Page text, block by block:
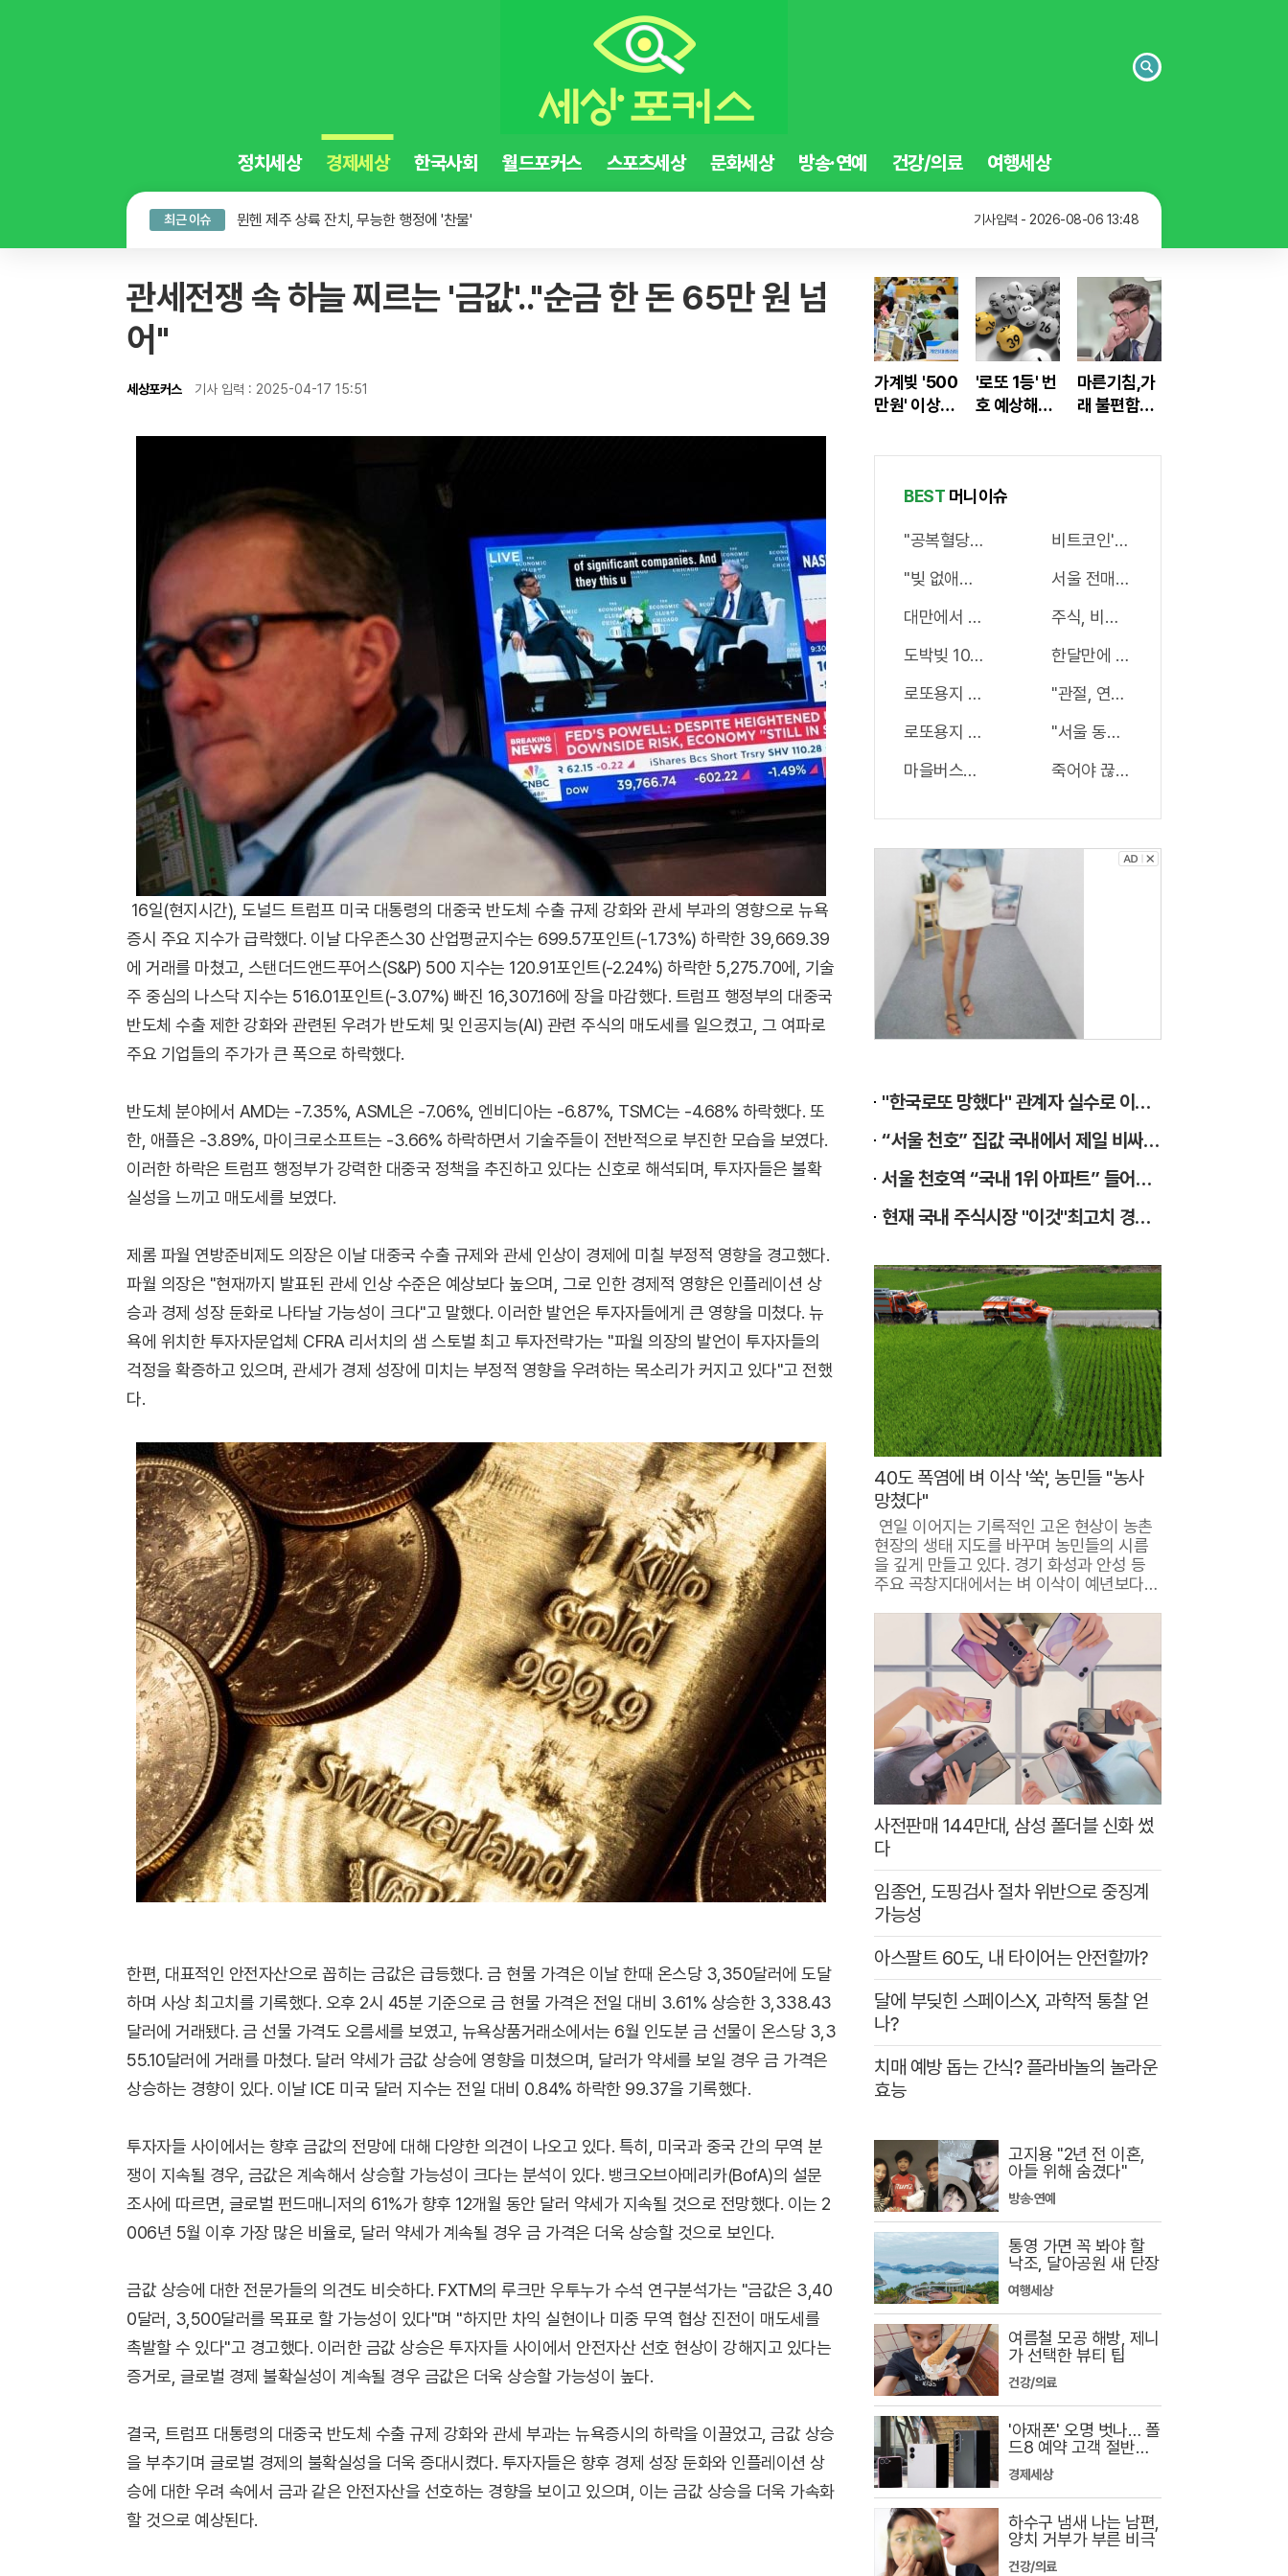
검
정치세상 경제세상 한국사회 월드포커스 스포츠세상 문화세상 방송·연예 건강/의료 여행세상
최근 이슈 뮌헨 제주 상륙 잔치, 무능한 행정에 '찬물' 기사입력 - 2026-08-06 13:48
뮌헨 제주 상륙 잔치, 무능한 행정에 '찬물' 기사입력 - 2026-08-06 13:48
관세전쟁 속 하늘 찌르는 '금값'.."순금 한 돈 65만 원 넘
어"
세상포커스 기사 입력 : 2025-04-17 15:51
16일(현지시간), 도널드 트럼프 미국 대통령의 대중국 반도체 수출 규제 강화와 관세 부과의 영향으로 뉴욕
증시 주요 지수가 급락했다. 이날 다우존스30 산업평균지수는 699.57포인트(-1.73%) 하락한 39,669.39
에 거래를 마쳤고, 스탠더드앤드푸어스(S&P) 500 지수는 120.91포인트(-2.24%) 하락한 5,275.70에, 기술
주 중심의 나스닥 지수는 516.01포인트(-3.07%) 빠진 16,307.16에 장을 마감했다. 트럼프 행정부의 대중국
반도체 수출 제한 강화와 관련된 우려가 반도체 및 인공지능(AI) 관련 주식의 매도세를 일으켰고, 그 여파로
주요 기업들의 주가가 큰 폭으로 하락했다.
반도체 분야에서 AMD는 -7.35%, ASML은 -7.06%, 엔비디아는 -6.87%, TSMC는 -4.68% 하락했다. 또
한, 애플은 -3.89%, 마이크로소프트는 -3.66% 하락하면서 기술주들이 전반적으로 부진한 모습을 보였다.
이러한 하락은 트럼프 행정부가 강력한 대중국 정책을 추진하고 있다는 신호로 해석되며, 투자자들은 불확
실성을 느끼고 매도세를 보였다.
제롬 파월 연방준비제도 의장은 이날 대중국 수출 규제와 관세 인상이 경제에 미칠 부정적 영향을 경고했다.
파월 의장은 "현재까지 발표된 관세 인상 수준은 예상보다 높으며, 그로 인한 경제적 영향은 인플레이션 상
승과 경제 성장 둔화로 나타날 가능성이 크다"고 말했다. 이러한 발언은 투자자들에게 큰 영향을 미쳤다. 뉴
욕에 위치한 투자자문업체 CFRA 리서치의 샘 스토벌 최고 투자전략가는 "파월 의장의 발언이 투자자들의
걱정을 확증하고 있으며, 관세가 경제 성장에 미치는 부정적 영향을 우려하는 목소리가 커지고 있다"고 전했
다.
한편, 대표적인 안전자산으로 꼽히는 금값은 급등했다. 금 현물 가격은 이날 한때 온스당 3,350달러에 도달
하며 사상 최고치를 기록했다. 오후 2시 45분 기준으로 금 현물 가격은 전일 대비 3.61% 상승한 3,338.43
달러에 거래됐다. 금 선물 가격도 오름세를 보였고, 뉴욕상품거래소에서는 6월 인도분 금 선물이 온스당 3,3
55.10달러에 거래를 마쳤다. 달러 약세가 금값 상승에 영향을 미쳤으며, 달러가 약세를 보일 경우 금 가격은
상승하는 경향이 있다. 이날 ICE 미국 달러 지수는 전일 대비 0.84% 하락한 99.37을 기록했다.
투자자들 사이에서는 향후 금값의 전망에 대해 다양한 의견이 나오고 있다. 특히, 미국과 중국 간의 무역 분
쟁이 지속될 경우, 금값은 계속해서 상승할 가능성이 크다는 분석이 있다. 뱅크오브아메리카(BofA)의 설문
조사에 따르면, 글로벌 펀드매니저의 61%가 향후 12개월 동안 달러 약세가 지속될 것으로 전망했다. 이는 2
006년 5월 이후 가장 많은 비율로, 달러 약세가 계속될 경우 금 가격은 더욱 상승할 것으로 보인다.
금값 상승에 대한 전문가들의 의견도 비슷하다. FXTM의 루크만 우투누가 수석 연구분석가는 "금값은 3,40
0달러, 3,500달러를 목표로 할 가능성이 있다"며 "하지만 차익 실현이나 미중 무역 협상 진전이 매도세를
촉발할 수 있다"고 경고했다. 이러한 금값 상승은 투자자들 사이에서 안전자산 선호 현상이 강해지고 있다는
증거로, 글로벌 경제 불확실성이 계속될 경우 금값은 더욱 상승할 가능성이 높다.
결국, 트럼프 대통령의 대중국 반도체 수출 규제 강화와 관세 부과는 뉴욕증시의 하락을 이끌었고, 금값 상승
을 부추기며 글로벌 경제의 불확실성을 더욱 증대시켰다. 투자자들은 향후 경제 성장 둔화와 인플레이션 상
승에 대한 우려 속에서 금과 같은 안전자산을 선호하는 경향을 보이고 있으며, 이는 금값 상승을 더욱 가속화
할 것으로 예상된다.
가계빚 '500
만원' 이상은
청해라!
'로또 1등' 번
호 예상해주
기 화제!
마른기침,가
래 불편함
상쾌해져!
BEST 머니이슈
"공복혈당" 300넘는 심각 당뇨환자 '이것' 먹자마자..바로
"빚 없애라" 신용등급 상관없이 정부서 1억지원!
대만에서 개발한 "정력캔디" 지속시간 3일!! 충격!!
도박빚 10억 여배우K양 '이것'후 돈벼락 맞아..
로또용지 뒷면 확인하니 1등당첨 비밀열쇠 발견돼
로또용지 찢지마세요. 97%이상이 모르는 비밀! "뒷면 비
마을버스에 37억 두고 내린 노인 정체 알고보니..!
비트코인'지고"이것"뜬다, '29억'벌
서울 전매제한 없는 부동산 나왔다!
주식, 비트코인 다 팔아라 "이것" 하
한달만에 "37억" 터졌다?! 매수율 1
"관절, 연골" 통증 연골 99%재생,
"서울 동작구" 집값 상승률 1위…이
죽어야 끊는 '담배'..7일만에 "금연
이
인
스
투
버
튼
테
일
로
더
욱
멋
스
러
운
스
커
트
지
퍼
로
"한국로또 망했다" 관계자 실수로 이번주 971회차 번호 6자리 공개!? 꼭 확인해라!
“서울 천호” 집값 국내에서 제일 비싸질것..이유는?
서울 천호역 “국내 1위 아파트” 들어선다..충격!
현재 국내 주식시장 "이것"최고치 경신...당장 매수해라!!
40도 폭염에 벼 이삭 '쑥', 농민들 "농사
망쳤다"
연일 이어지는 기록적인 고온 현상이 농촌
현장의 생태 지도를 바꾸며 농민들의 시름
을 깊게 만들고 있다. 경기 화성과 안성 등
주요 곡창지대에서는 벼 이삭이 예년보다
사전판매 144만대, 삼성 폴더블 신화 썼
다
임종언, 도핑검사 절차 위반으로 중징계
가능성
아스팔트 60도, 내 타이어는 안전할까?
달에 부딪힌 스페이스X, 과학적 통찰 얻
나?
치매 예방 돕는 간식? 플라바놀의 놀라운
효능
고지용 "2년 전 이혼,
아들 위해 숨겼다"
방송·연예
통영 가면 꼭 봐야 할
낙조, 달아공원 새 단장
여행세상
여름철 모공 해방, 제니
가 선택한 뷰티 팁
건강/의료
'아재폰' 오명 벗나… 폴
드8 예약 고객 절반이 1
030
경제세상
하수구 냄새 나는 남편,
양치 거부가 부른 비극
건강/의료